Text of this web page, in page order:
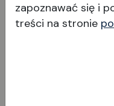
Wyświetl
zapoznawać się i
treści na stronie